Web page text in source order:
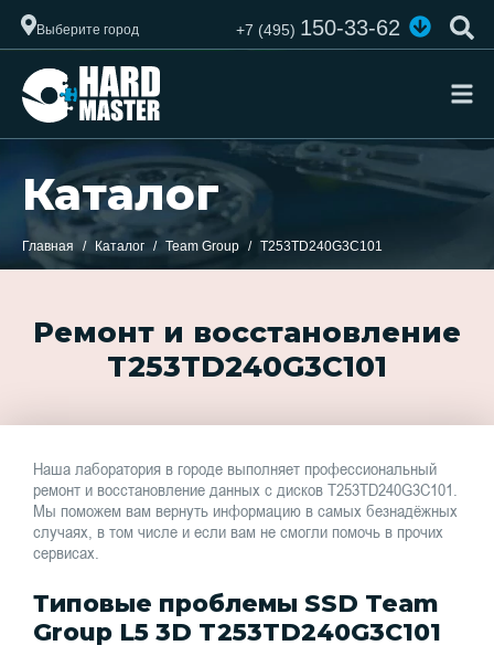
Выберите город +7 (495)150-33-62
Каталог
Главная Каталог Team Group T253TD240G3C101
Ремонт и восстановление
T253TD240G3C101
Наша лаборатория в городе выполняет профессиональный
ремонт и восстановление данных с дисков T253TD240G3C101.
Мы поможем вам вернуть информацию в самых безнадёжных
случаях, в том числе и если вам не смогли помочь в прочих
сервисах.
Типовые проблемы SSD Team
Group L5 3D T253TD240G3C101